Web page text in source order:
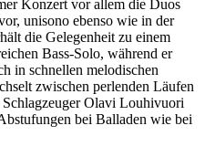
Konzert vor allem die Duos
unisono ebenso wie in der
die Gelegenheit zu einem
Bass-Solo, während er
in schnellen melodischen
zwischen perlenden Läufen
Olavi Louhivuori
bei Balladen wie bei